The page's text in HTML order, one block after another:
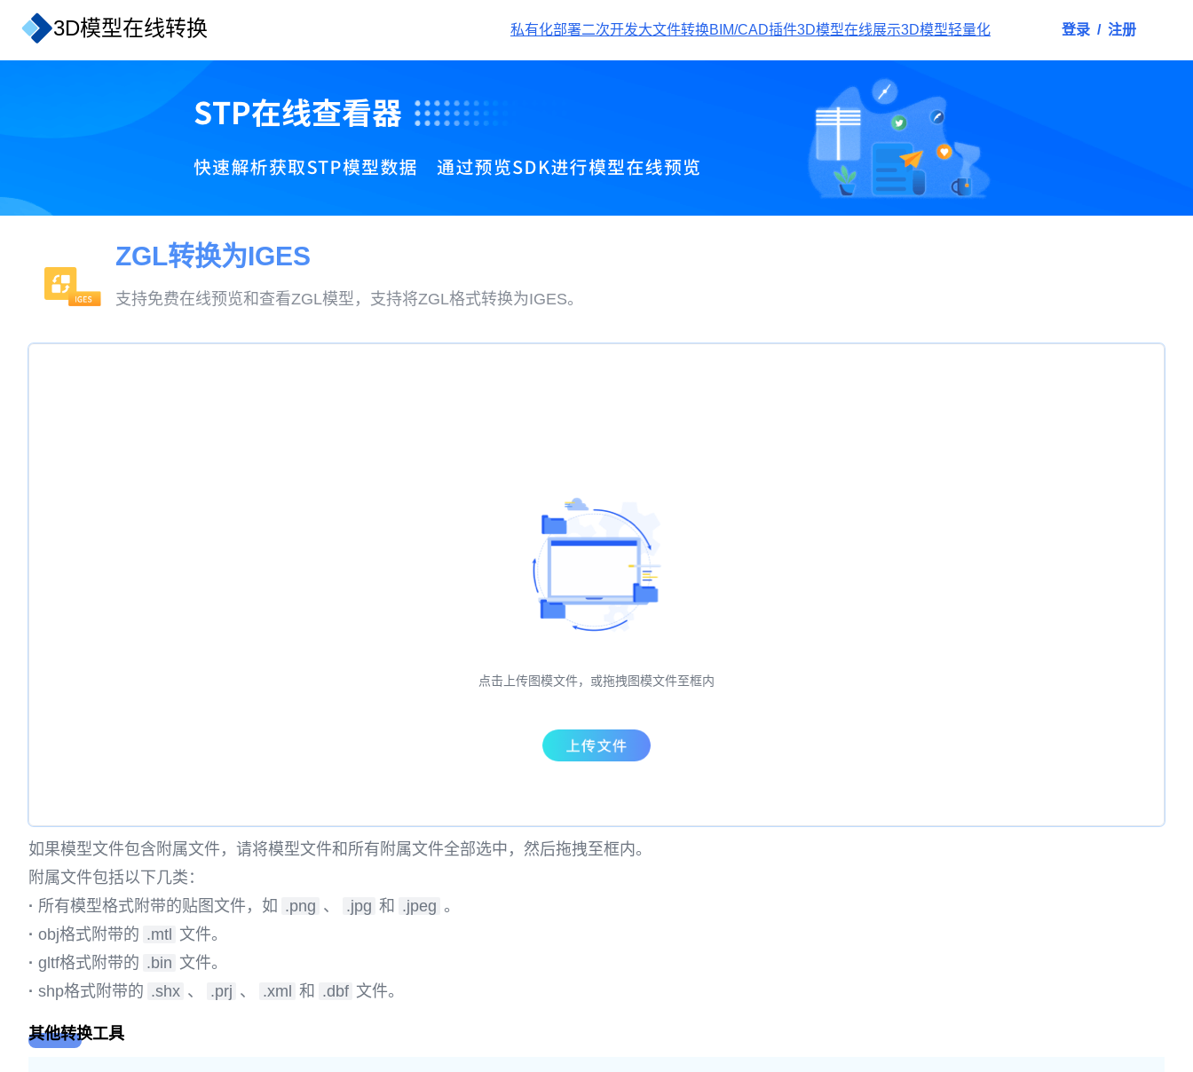
3D模型在线转换 私有化部署二次开发大文件转换BIM/CAD插件3D模型在线展示3D模型轻量化 登录 / 注册
ZGL转换为IGES
支持免费在线预览和查看ZGL模型，支持将ZGL格式转换为IGES。
点击上传图模文件，或拖拽图模文件至框内
如果模型文件包含附属文件，请将模型文件和所有附属文件全部选中，然后拖拽至框内。
附属文件包括以下几类：
· 所有模型格式附带的贴图文件，如 .png 、 .jpg 和 .jpeg 。
· obj格式附带的 .mtl
文件。
· gltf格式附带的 .bin 文件。
· shp格式附带的 .shx 、 .prj 、 .xml 和 .dbf 文件。
其他转换工具